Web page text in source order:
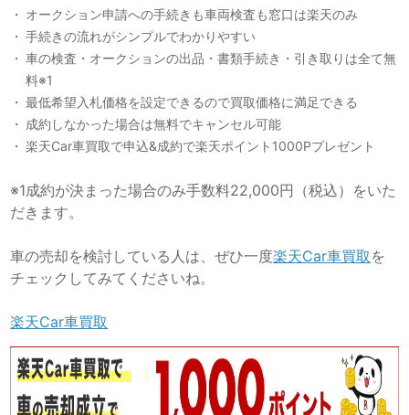
オークション申請への手続きも車両検査も窓口は楽天のみ
手続きの流れがシンプルでわかりやすい
車の検査・オークションの出品・書類手続き・引き取りは全て無
料※1
最低希望入札価格を設定できるので買取価格に満足できる
成約しなかった場合は無料でキャンセル可能
楽天Car車買取で申込&成約で楽天ポイント1000Pプレゼント
※1成約が決まった場合のみ手数料22,000円（税込）をいた
だきます。
車の売却を検討している人は、ぜひ一度楽天Car車買取 を
チェックしてみてくださいね。
楽天Car車買取